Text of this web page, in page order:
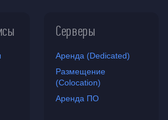
Серверы
Аренда (Dedicated)
Размещение
(Colocation)
Аренда ПО